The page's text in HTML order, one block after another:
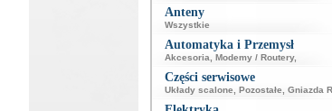
Anteny
Wszystkie
Automatyka i Przemysł
Akcesoria Modemy / Routery,
Części serwisowe
Układy scalone Pozostałe Gniazda